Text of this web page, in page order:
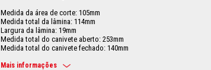
Medida da área de corte: 105mm
Medida total da lâmina: 114mm
Largura da lâmina: 19mm
Medida total do canivete aberto: 253mm
Medida total do canivete fechado: 140mm
Mais informações